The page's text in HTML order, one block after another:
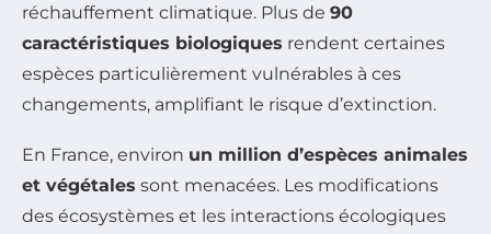
réchauffement climatique. Plus de 90
caractéristiques biologiques rendent certaines
espèces particulièrement vulnérables à ces
changements, amplifiant le risque d’extinction.
En France, environ un million d’espèces animales
et végétales sont menacées. Les modifications
des écosystèmes et les interactions écologiques